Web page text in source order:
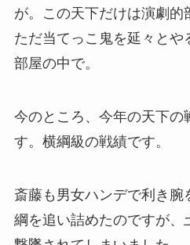
が。この天下だけは演劇的
ただ当てっこ鬼を延々とや
部屋の中で。
今のところ、今年の天下の
す。横綱級の戦績です。
斎藤も男女ハンデで利き腕
綱を追い詰めたのですが、